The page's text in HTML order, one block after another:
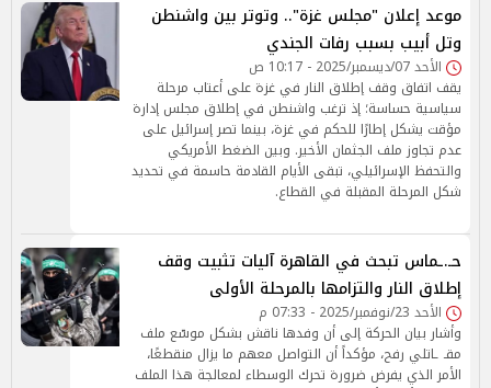
موعد إعلان "مجلس غزة".. وتوتر بين واشنطن
وتل أبيب بسبب رفات الجندي
الأحد 07/ديسمبر/2025 - 10:17 ص
يقف اتفاق وقف إطلاق النار في غزة على أعتاب مرحلة
سياسية حساسة؛ إذ ترغب واشنطن في إطلاق مجلس إدارة
مؤقت يشكل إطارًا للحكم في غزة، بينما تصر إسرائيل على
عدم تجاوز ملف الجثمان الأخير. وبين الضغط الأمريكي
والتحفظ الإسرائيلي، تبقى الأيام القادمة حاسمة في تحديد
شكل المرحلة المقبلة في القطاع.
حـ.ـماس تبحث في القاهرة آليات تثبيت وقف
إطلاق النار والتزامها بالمرحلة الأولى
الأحد 23/نوفمبر/2025 - 07:33 م
وأشار بيان الحركة إلى أن وفدها ناقش بشكل موسّع ملف
مقـ ـاتلي رفح، مؤكداً أن التواصل معهم ما يزال منقطعًا،
الأمر الذي يفرض ضرورة تحرك الوسطاء لمعالجة هذا الملف